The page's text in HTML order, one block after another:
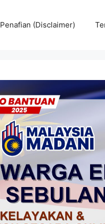
Penafian (Disclaimer)